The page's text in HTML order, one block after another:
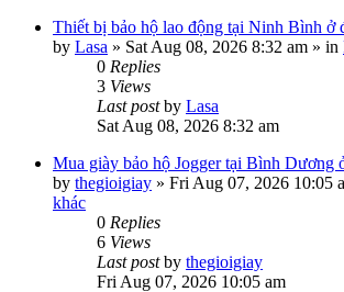
Thiết bị bảo hộ lao động tại Ninh Bình ở
by Lasa » Sat Aug 08, 2026 8:32 am » in
0 Replies
3 Views
Last postby Lasa
Sat Aug 08, 2026 8:32 am
Mua giày bảo hộ Jogger tại Bình Dương
by thegioigiay » Fri Aug 07, 2026 10:05
khác
0 Replies
6 Views
Last postby thegioigiay
Fri Aug 07, 2026 10:05 am